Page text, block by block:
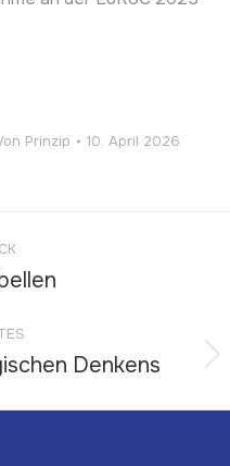
Prinzip 10. April 2026
Denkens